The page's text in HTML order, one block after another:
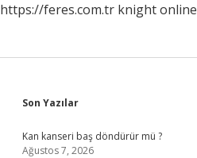
https://feres.com.tr knight online
Sidebar
Son Yazılar
Kan kanseri baş döndürür mü ?
Ağustos 7, 2026